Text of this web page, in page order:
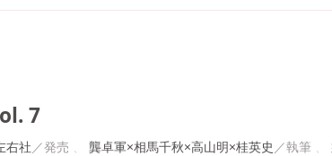
7
右社 龔卓軍×相馬千秋×高山明×桂英史